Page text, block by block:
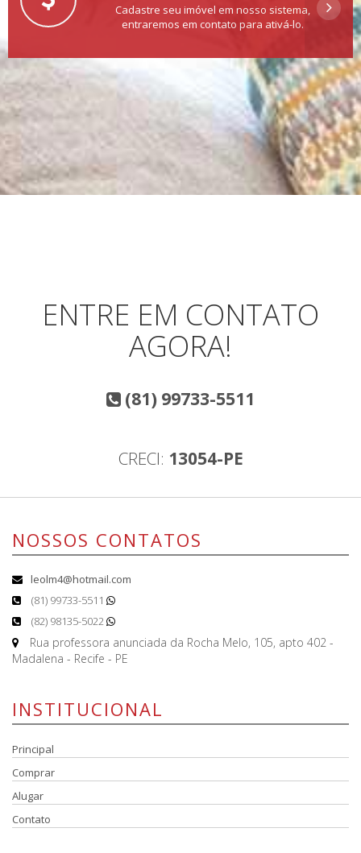
Cadastre seu imóvel em nosso sistema,
entraremos em contato para ativá-lo.
ENTRE EM CONTATO
AGORA!
(81) 99733-5511
CRECI: 13054-PE
NOSSOS CONTATOS
leolm4@hotmail.com
(81) 99733-5511
(82) 98135-5022
Rua professora anunciada da Rocha Melo, 105, apto 402 -
Madalena - Recife - PE
INSTITUCIONAL
Principal
Comprar
Alugar
Contato